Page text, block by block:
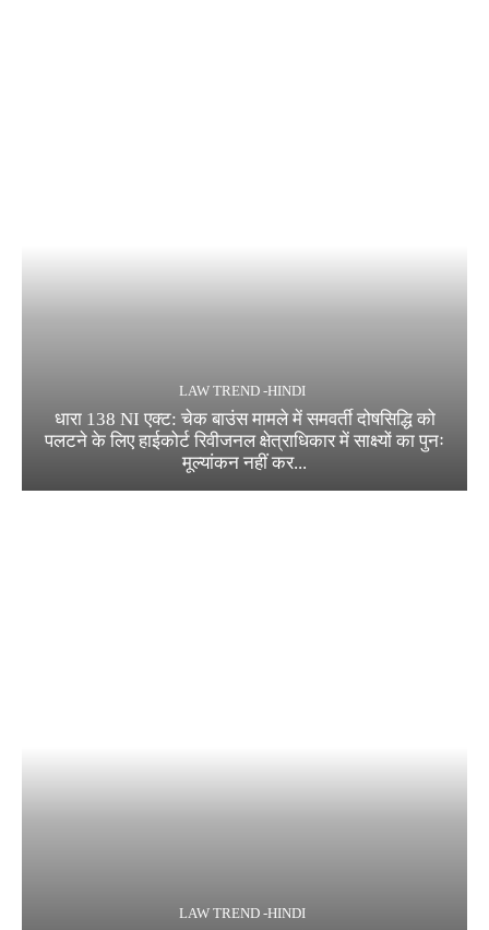
LAW TREND -HINDI
धारा 138 NI एक्ट: चेक बाउंस मामले में समवर्ती दोषसिद्धि को
पलटने के लिए हाईकोर्ट रिवीजनल क्षेत्राधिकार में साक्ष्यों का पुनः
मूल्यांकन नहीं कर...
LAW TREND -HINDI